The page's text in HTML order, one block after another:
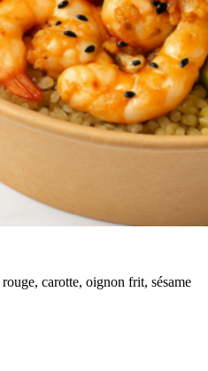
carotte, oignon frit, sésame